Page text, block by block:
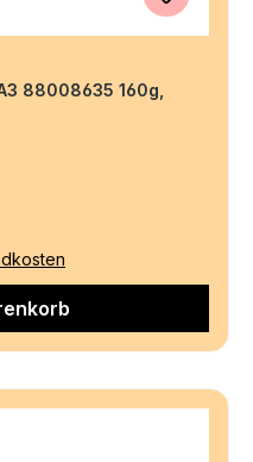
88008635 160g,